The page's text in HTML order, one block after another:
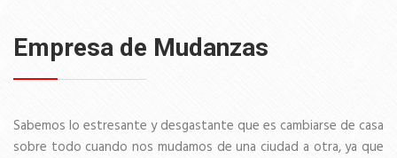
Empresa de Mudanzas
Sabemos lo estresante y desgastante que es cambiarse de casa
sobre todo cuando nos mudamos de una ciudad a otra, ya que